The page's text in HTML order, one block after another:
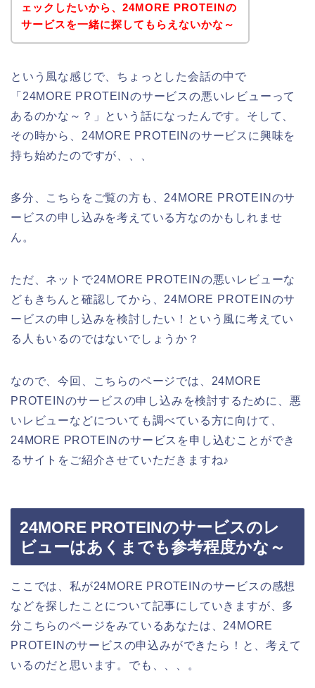
ェックしたいから、24MORE PROTEINの
サービスを一緒に探してもらえないかな～
という風な感じで、ちょっとした会話の中で
「24MORE PROTEINのサービスの悪いレビューって
あるのかな～？」という話になったんです。そして、
その時から、24MORE PROTEINのサービスに興味を
持ち始めたのですが、、、
多分、こちらをご覧の方も、24MORE PROTEINのサ
ービスの申し込みを考えている方なのかもしれませ
ん。
ただ、ネットで24MORE PROTEINの悪いレビューな
どもきちんと確認してから、24MORE PROTEINのサ
ービスの申し込みを検討したい！という風に考えてい
る人もいるのではないでしょうか？
なので、今回、こちらのページでは、24MORE
PROTEINのサービスの申し込みを検討するために、悪
いレビューなどについても調べている方に向けて、
24MORE PROTEINのサービスを申し込むことができ
るサイトをご紹介させていただきますね♪
24MORE PROTEINのサービスのレ
ビューはあくまでも参考程度かな～
ここでは、私が24MORE PROTEINのサービスの感想
などを探したことについて記事にしていきますが、多
分こちらのページをみているあなたは、24MORE
PROTEINのサービスの申込みができたら！と、考えて
いるのだと思います。でも、、、。